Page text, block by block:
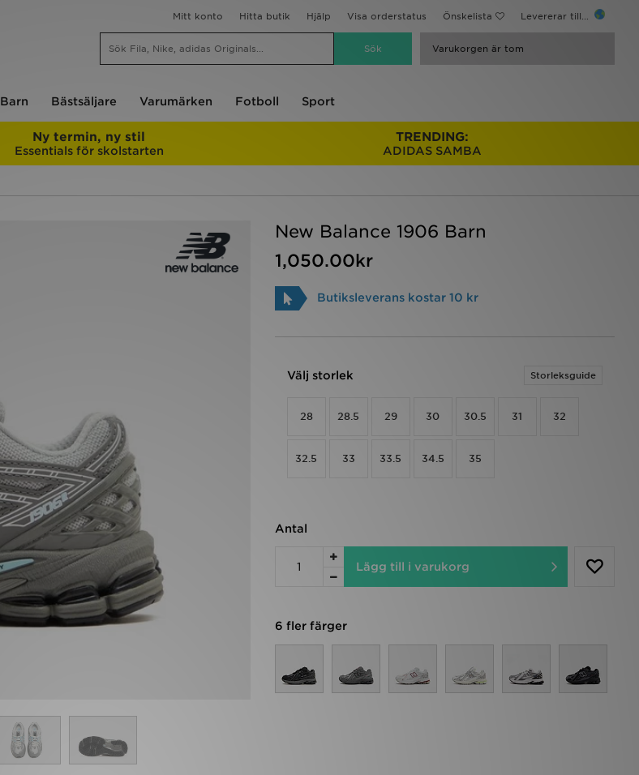
Mitt konto Hitta butik Hjälp Visa orderstatus Önskelista Levererar till...
Varukorgen är tom
Barn Bästsäljare Varumärken Fotboll Sport
Ny termin, ny stil
Essentials för skolstarten
TRENDING:
ADIDAS SAMBA
New Balance 1906 Barn
1,050.00kr
Butiksleverans kostar 10 kr
Välj storlek Storleksguide
28 28.5 29 30 30.5 31 32
32.5 33 33.5 34.5 35
Antal
Lägg till i varukorg
6 fler färger